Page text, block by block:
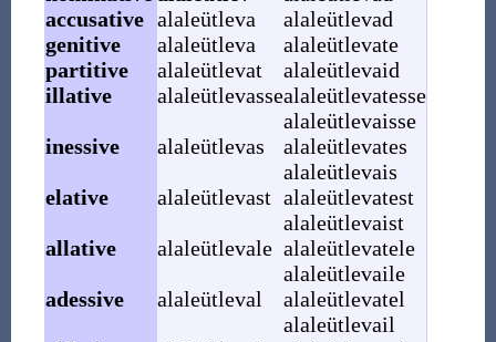
accusative alaleütleva
alaleütlevad
genitive
alaleütleva
alaleütlevate
partitive
alaleütlevat
alaleütlevaid
illative
alaleütlevassealaleütlevatesse
alaleütlevaisse
inessive
alaleütlevas
alaleütlevates
alaleütlevais
elative
alaleütlevast alaleütlevatest
alaleütlevaist
allative
alaleütlevale alaleütlevatele
alaleütlevaile
adessive
alaleütleval
alaleütlevatel
alaleütlevail